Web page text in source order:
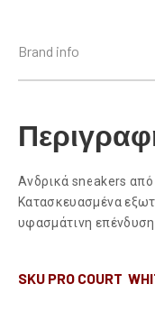
Brand info
Ανδρικά sneakers από
Κατασκευασμένα
υφασμάτινη επένδυση.
SKU PRO COURT